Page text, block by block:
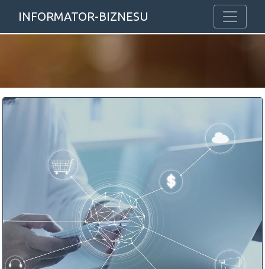
INFORMATOR-BIZNESU